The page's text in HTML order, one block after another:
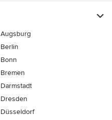
Augsburg
Berlin
Bonn
Bremen
Darmstadt
Dresden
Düsseldorf